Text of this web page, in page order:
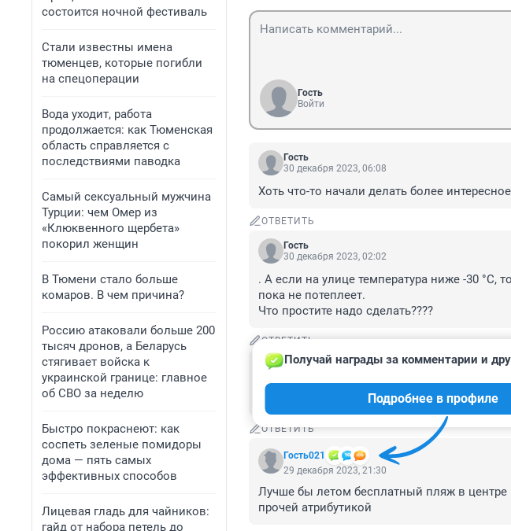
состоится ночной фестиваль
Стали известны имена
тюменцев, которые погибли
на спецоперации
Вода уходит, работа
продолжается: как Тюменская
область справляется с
последствиями паводка
Самый сексуальный мужчина
Турции: чем Омер из
«Клюквенного щербета»
покорил женщин
В Тюмени стало больше
комаров. В чем причина?
Россию атаковали больше 200
тысяч дронов, а Беларусь
стягивает войска к
украинской границе: главное
об СВО за неделю
Быстро покраснеют: как
соспеть зеленые помидоры
дома — пять самых
эффективных способов
Лицевая гладь для чайников:
гайд от набора петель до
Гость
Войти
Гость
30 декабря 2023, 06:08
Хоть что-то начали делать более
ОТВЕТИТЬ
Гость
30 декабря 2023, 02:02
. А если на улице температура ниже -30 °С,
пока не потеплеет.
Что простите надо сделать????
ОТВЕТИТЬ
Гость
натуральное ограждение из дерева это как?
ОТВЕТИТЬ
Гость021
Получай награды за комментарии и
Подробнее в профиле
29 декабря 2023, 21:30
Лучше бы летом бесплатный пляж в центре
прочей атрибутикой